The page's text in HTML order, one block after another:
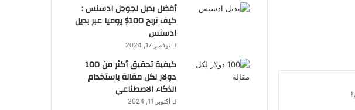
أفضل بديل لجوجل ادسنس :
كيف تربح 100$ يوميا عبر بديل
ادسنس
نوفمبر 17, 2024
كيفية تحقيق أكثر من 100
دولار لكل مقالة باستخدام
الذكاء الاصطناعي
أكتوبر 11, 2024